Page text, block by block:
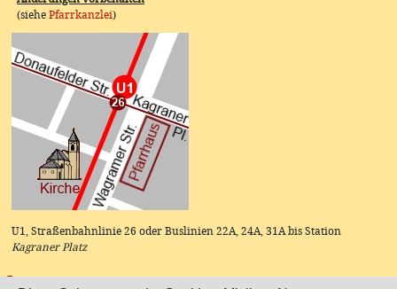
(siehe Pfarrkanzlei)
U1, Straßenbahnlinie 26 oder Buslinien 22A, 24A, 31A bis Station
Kagraner Platz
Instagram